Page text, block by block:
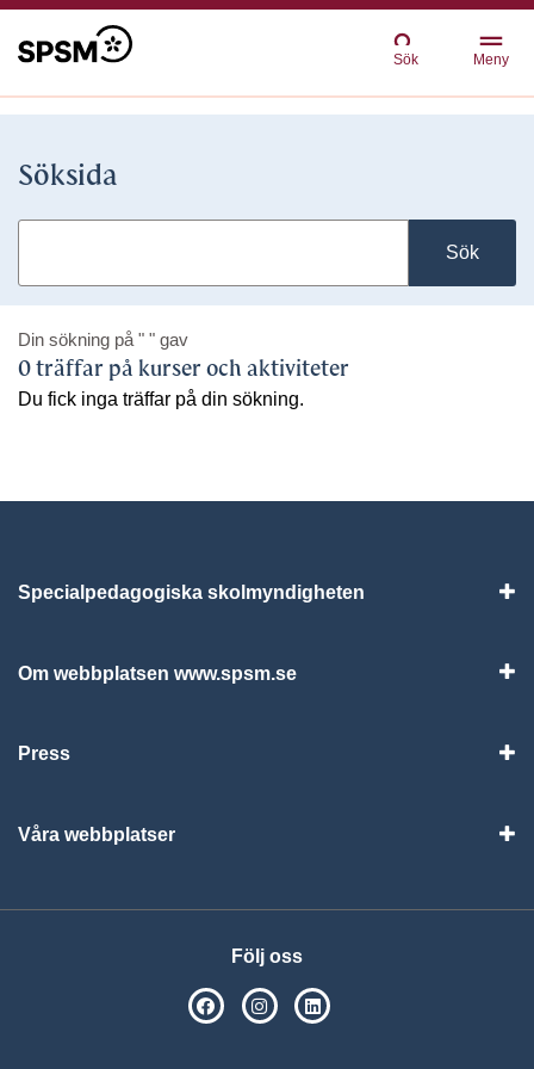
Sök Meny
Söksida
Sök
Din sökning på " " gav
0 träffar på kurser och aktiviteter
Du fick inga träffar på din sökning.
Specialpedagogiska skolmyndigheten
Om webbplatsen www.spsm.se
Press
Våra webbplatser
Följ oss
SPSM på Facebook
SPSM på Instagram